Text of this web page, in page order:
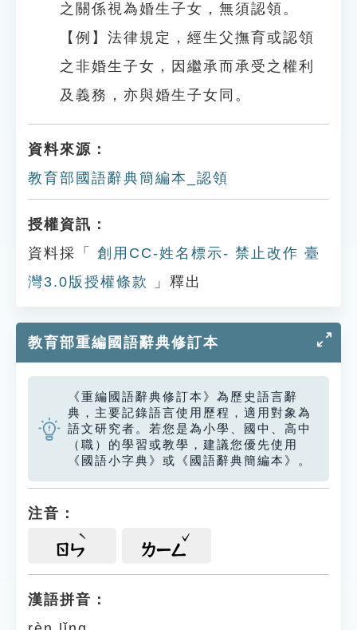
之關係視為婚生子女，無須認領。
【例】法律規定，經生父撫育或認領
之非婚生子女，因繼承而承受之權利
及義務，亦與婚生子女同。
資料來源：
教育部國語辭典簡編本_認領
授權資訊：
資料採「
創用CC-姓名標示- 禁止改作 臺
灣3.0版授權條款
」釋出
教育部重編國語辭典修訂本
《重編國語辭典修訂本》為歷史語言辭
典，主要記錄語言使用歷程，適用對象為
語文研究者。若您是為小學、國中、高中
（職）的學習或教學，建議您優先使用
《國語小字典》或《國語辭典簡編本》。
注音：
ㄖㄣ ㄌㄧㄥ
漢語拼音：